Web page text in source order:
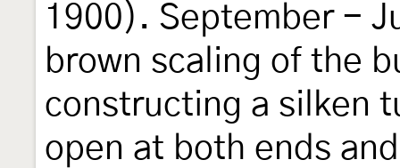
1900). September -
brown scaling of the
constructing a silken
open at both ends